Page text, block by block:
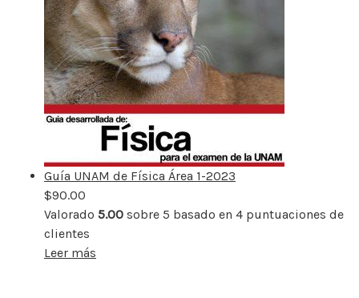
Guía UNAM de Física Área 1-2023
$90.00
Valorado 5.00 sobre 5 basado en 4 puntuaciones de
clientes
Leer más